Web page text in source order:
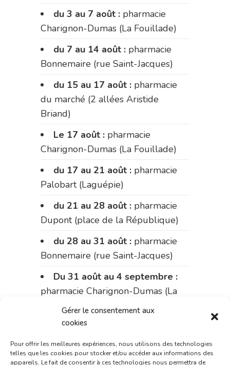
Gérer le consentement aux
cookies
Pour offrir les meilleures expériences, nous utilisons des technologies
telles que les cookies pour stocker et/ou accéder aux informations des
appareils. Le fait de consentir à ces technologies nous permettra de
du 3 au 7 août : pharmacie
Charignon-Dumas (La Fouillade)
du 7 au 14 août : pharmacie
Bonnemaire (rue Saint-Jacques)
du 15 au 17 août : pharmacie
du marché (2 allées Aristide
Briand)
Le 17 août : pharmacie
Charignon-Dumas (La Fouillade)
du 17 au 21 août : pharmacie
Palobart (Laguépie)
du 21 au 28 août : pharmacie
Dupont (place de la République)
du 28 au 31 août : pharmacie
Bonnemaire (rue Saint-Jacques)
Du 31 août au 4 septembre :
pharmacie Charignon-Dumas (La
Fouillade)
du 4 au 11 septembre :
pharmacie Carnus (rue Marcellin-
Fabre)